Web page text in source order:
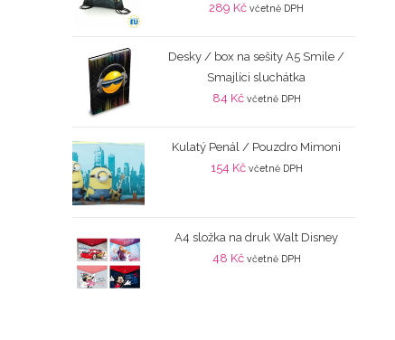
289 Kč včetně DPH
Desky / box na sešity A5 Smile /
Smajlíci sluchátka
84 Kč včetně DPH
Kulatý Penál / Pouzdro Mimoni
154 Kč včetně DPH
A4 složka na druk Walt Disney
48 Kč včetně DPH